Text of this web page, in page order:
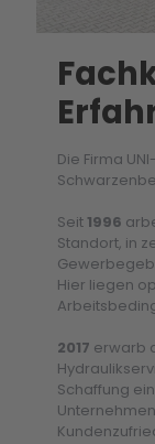
Die Firma
Seit 1996
Standort, in
Hier liegen
2017 erwarb
Schaffung